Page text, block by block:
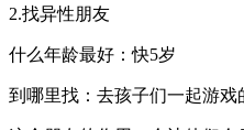
2.找异性朋友
什么年龄最好：快5岁
到哪里找：去孩子们一起游戏